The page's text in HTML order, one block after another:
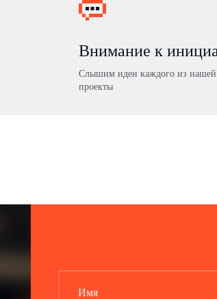
Внимание к
Слышим идеи каждого из нашей
проекты
Имя